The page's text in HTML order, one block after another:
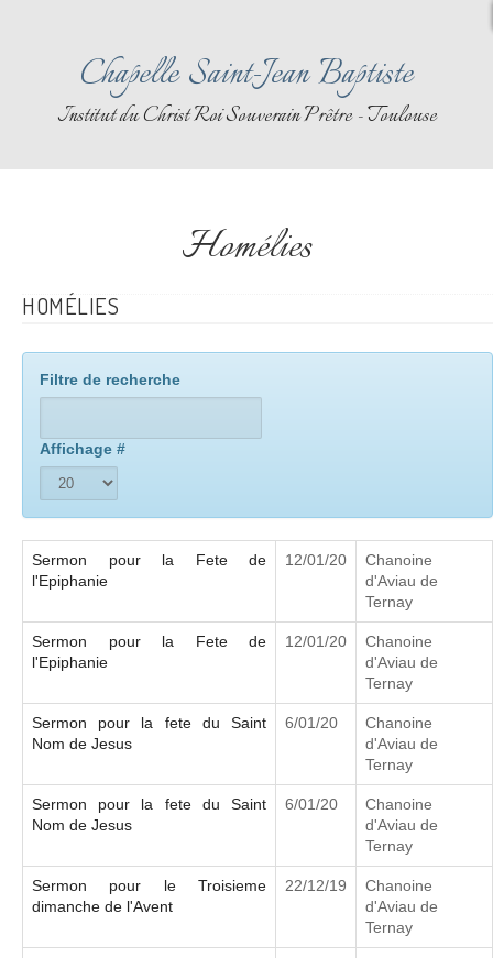
Chapelle Saint-Jean Baptiste
Institut du Christ Roi Souverain Prêtre - Toulouse
Homélies
HOMÉLIES
Filtre de recherche
Affichage #
Sermon pour la Fete de
l'Epiphanie
12/01/20
Chanoine
d'Aviau de
Ternay
Sermon pour la Fete de
l'Epiphanie
12/01/20
Chanoine
d'Aviau de
Ternay
Sermon pour la fete du Saint
Nom de Jesus
6/01/20
Chanoine
d'Aviau de
Ternay
Sermon pour la fete du Saint
Nom de Jesus
6/01/20
Chanoine
d'Aviau de
Ternay
Sermon pour le Troisieme
dimanche de l'Avent
22/12/19
Chanoine
d'Aviau de
Ternay